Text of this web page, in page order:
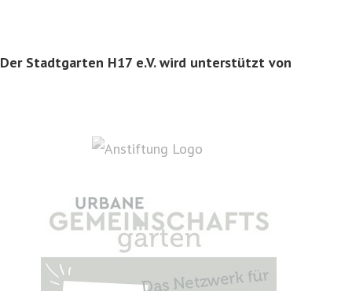
Der Stadtgarten H17 e.V. wird unterstützt von